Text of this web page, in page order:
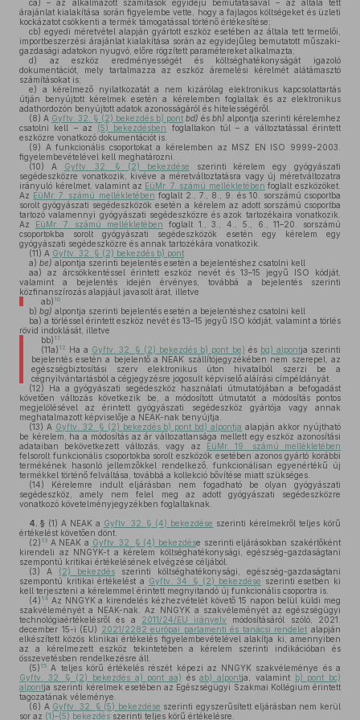
ca) – az alkalmazott számítások egyidejű bemutatásával – az általa tett
árajánlat kialakítása során figyelembe vette, hogy a fajlagos költségeket és üzleti
kockázatot csökkenti a termék támogatással történő értékesítése;
cb) egyedi méretvétel alapján gyártott eszköz esetében az általa tett termelői,
importbeszerzési árajánlat kialakítása során az egyidejűleg bemutatott műszaki-
gazdasági adatokon nyugvó, előre rögzített paramétereket alkalmazta;
d) az eszköz eredményességét és költséghatékonyságát igazoló
dokumentációt, mely tartalmazza az eszköz áremelési kérelmét alátámasztó
számításokat is;
e) a kérelmező nyilatkozatát a nem kizárólag elektronikus kapcsolattartás
útján benyújtott kérelmek esetén a kérelemben foglaltak és az elektronikus
adathordozón benyújtott adatok azonosságáról és hitelességéről.
(8) A Gyftv. 32. § (2) bekezdés b) pont bd) és bh) alpontja szerinti kérelemhez
csatolni kell – az (5) bekezdésben
foglaltakon túl – a változtatással érintett
eszközre vonatkozó dokumentációt is.
(9) A funkcionális csoportokat a kérelemben az MSZ EN ISO 9999-2003.
figyelembevételével kell meghatározni.
(10) A Gyftv. 32. § (2) bekezdése szerinti kérelem egy gyógyászati
segédeszközre vonatkozik, kivéve a méretváltoztatásra vagy új méretváltozatra
irányuló kérelmet, valamint az EüMr. 7. számú mellékletében foglalt eszközöket.
Az EüMr. 7. számú mellékletében foglalt 2., 7., 8., 9. és 10. sorszámú csoportba
sorolt gyógyászati segédeszközök esetén a kérelem az adott sorszámú csoportba
tartozó valamennyi gyógyászati segédeszközre és azok tartozékaira vonatkozik.
Az
EüMr. 7. számú mellékletében foglalt 1., 3., 4., 5., 6., 11–20. sorszámú
csoportokba sorolt gyógyászati segédeszközök esetén egy kérelem egy
gyógyászati segédeszközre és annak tartozékára vonatkozik.
(11) A Gyftv. 32. § (2) bekezdés b) pont
a) be) alpontja szerinti bejelentés esetén a bejelentéshez csatolni kell
aa) az árcsökkentéssel érintett eszköz nevét és 13–15 jegyű ISO kódját,
valamint a bejelentés idején érvényes, továbbá a bejelentés szerinti
közfinanszírozás alapjául javasolt árat, illetve
ab) 10
b) bg) alpontja szerinti bejelentés esetén a bejelentéshez csatolni kell
ba) a törléssel érintett eszköz nevét és 13–15 jegyű ISO kódját, valamint a törlés
rövid indoklását, illetve
bb) 11
(11a) 12 Ha a Gyftv. 32. § (2) bekezdés b) pont be) és bg) alpontja szerinti
bejelentés esetén a bejelentő a NEAK szállítójegyzékében nem szerepel, az
egészségbiztosítási szerv elektronikus úton hivatalból szerzi be a
cégnyilvántartásból a cégjegyzésre jogosult képviselő aláírási címpéldányát.
(12) Ha a gyógyászati segédeszköz használati útmutatójában a befogadást
követően változás következik be, a módosított útmutatót a módosítás pontos
megjelölésével az érintett gyógyászati segédeszköz gyártója vagy annak
meghatalmazott képviselője a NEAK-nak benyújtja.
(13) A Gyftv. 32. § (2) bekezdés b) pont bd) alpontja alapján akkor nyújtható
be kérelem, ha a módosítás az ár változatlansága mellett egy eszköz azonosítási
adataiban bekövetkezett változás, vagy az EüMr. 19. számú mellékletében
felsorolt funkcionális csoportokba sorolt eszközök esetében azonos gyártó korábbi
termékének hasonló jellemzőkkel rendelkező, funkcionálisan egyenértékű új
termékkel történő felváltása, továbbá a kollekció bővítése miatt szükséges.
(14) Kérelemre indult eljárásban nem fogadható be olyan gyógyászati
segédeszköz, amely nem felel meg az adott gyógyászati segédeszközre
vonatkozó követelményjegyzékben foglaltaknak.
4. § (1) A NEAK a Gyftv. 32. § (4) bekezdése szerinti kérelmekről teljes körű
értékelést követően dönt.
(2) 13 A NEAK a Gyftv. 32. § (4) bekezdése szerinti eljárásokban szakértőként
kirendeli az NNGYK-t a kérelem költséghatékonysági, egészség-gazdaságtani
szempontú kritikai értékelésének elvégzése céljából.
(3) A (2) bekezdés szerinti költséghatékonysági, egészség-gazdaságtani
szempontú kritikai értékelést a Gyftv. 34. § (2) bekezdése szerinti esetben ki
kell terjeszteni a kérelemmel érintett megnyitandó új funkcionális csoportra is.
(4) 14 Az NNGYK a kirendelés kézhezvételét követő 15 napon belül küldi meg
szakvéleményét a NEAK-nak. Az NNGYK a szakvéleményét az egészségügyi
technológiaértékelésről és a 2011/24/EU irányelv módosításáról szóló, 2021.
december 15-i (EU) 2021/2282 európai parlamenti és tanácsi rendelet alapján
elkészített közös klinikai értékelés figyelembevételével alakítja ki, amennyiben
az a kérelmezett eszköz tekintetében a kérelem szerinti indikációban és
összevetésben rendelkezésre áll.
(5) 15 A teljes körű értékelés részét képezi az NNGYK szakvéleménye és a
Gyftv. 32. § (2) bekezdés a) pont aa) ésab) alpontja, valamint b) pont bc)
alpontja szerinti kérelmek esetében az Egészségügyi Szakmai Kollégium érintett
tagozatának véleménye.
(6) A Gyftv. 32. § (5) bekezdése szerinti egyszerűsített eljárásban nem kerül
sor az (1)–(5) bekezdés szerinti teljes körű értékelésre.